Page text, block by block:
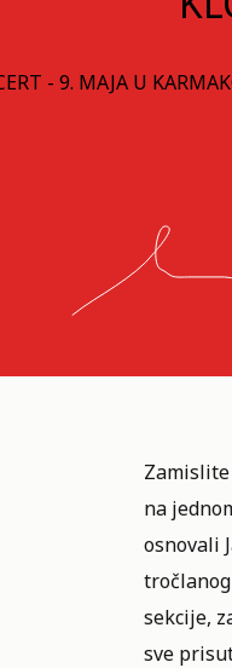
- 9. MAJA U
Zamislite
na
osnovali
sekcije,
sve